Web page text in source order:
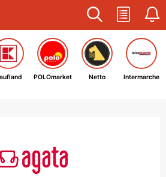
POLOmarket Netto Intermarche